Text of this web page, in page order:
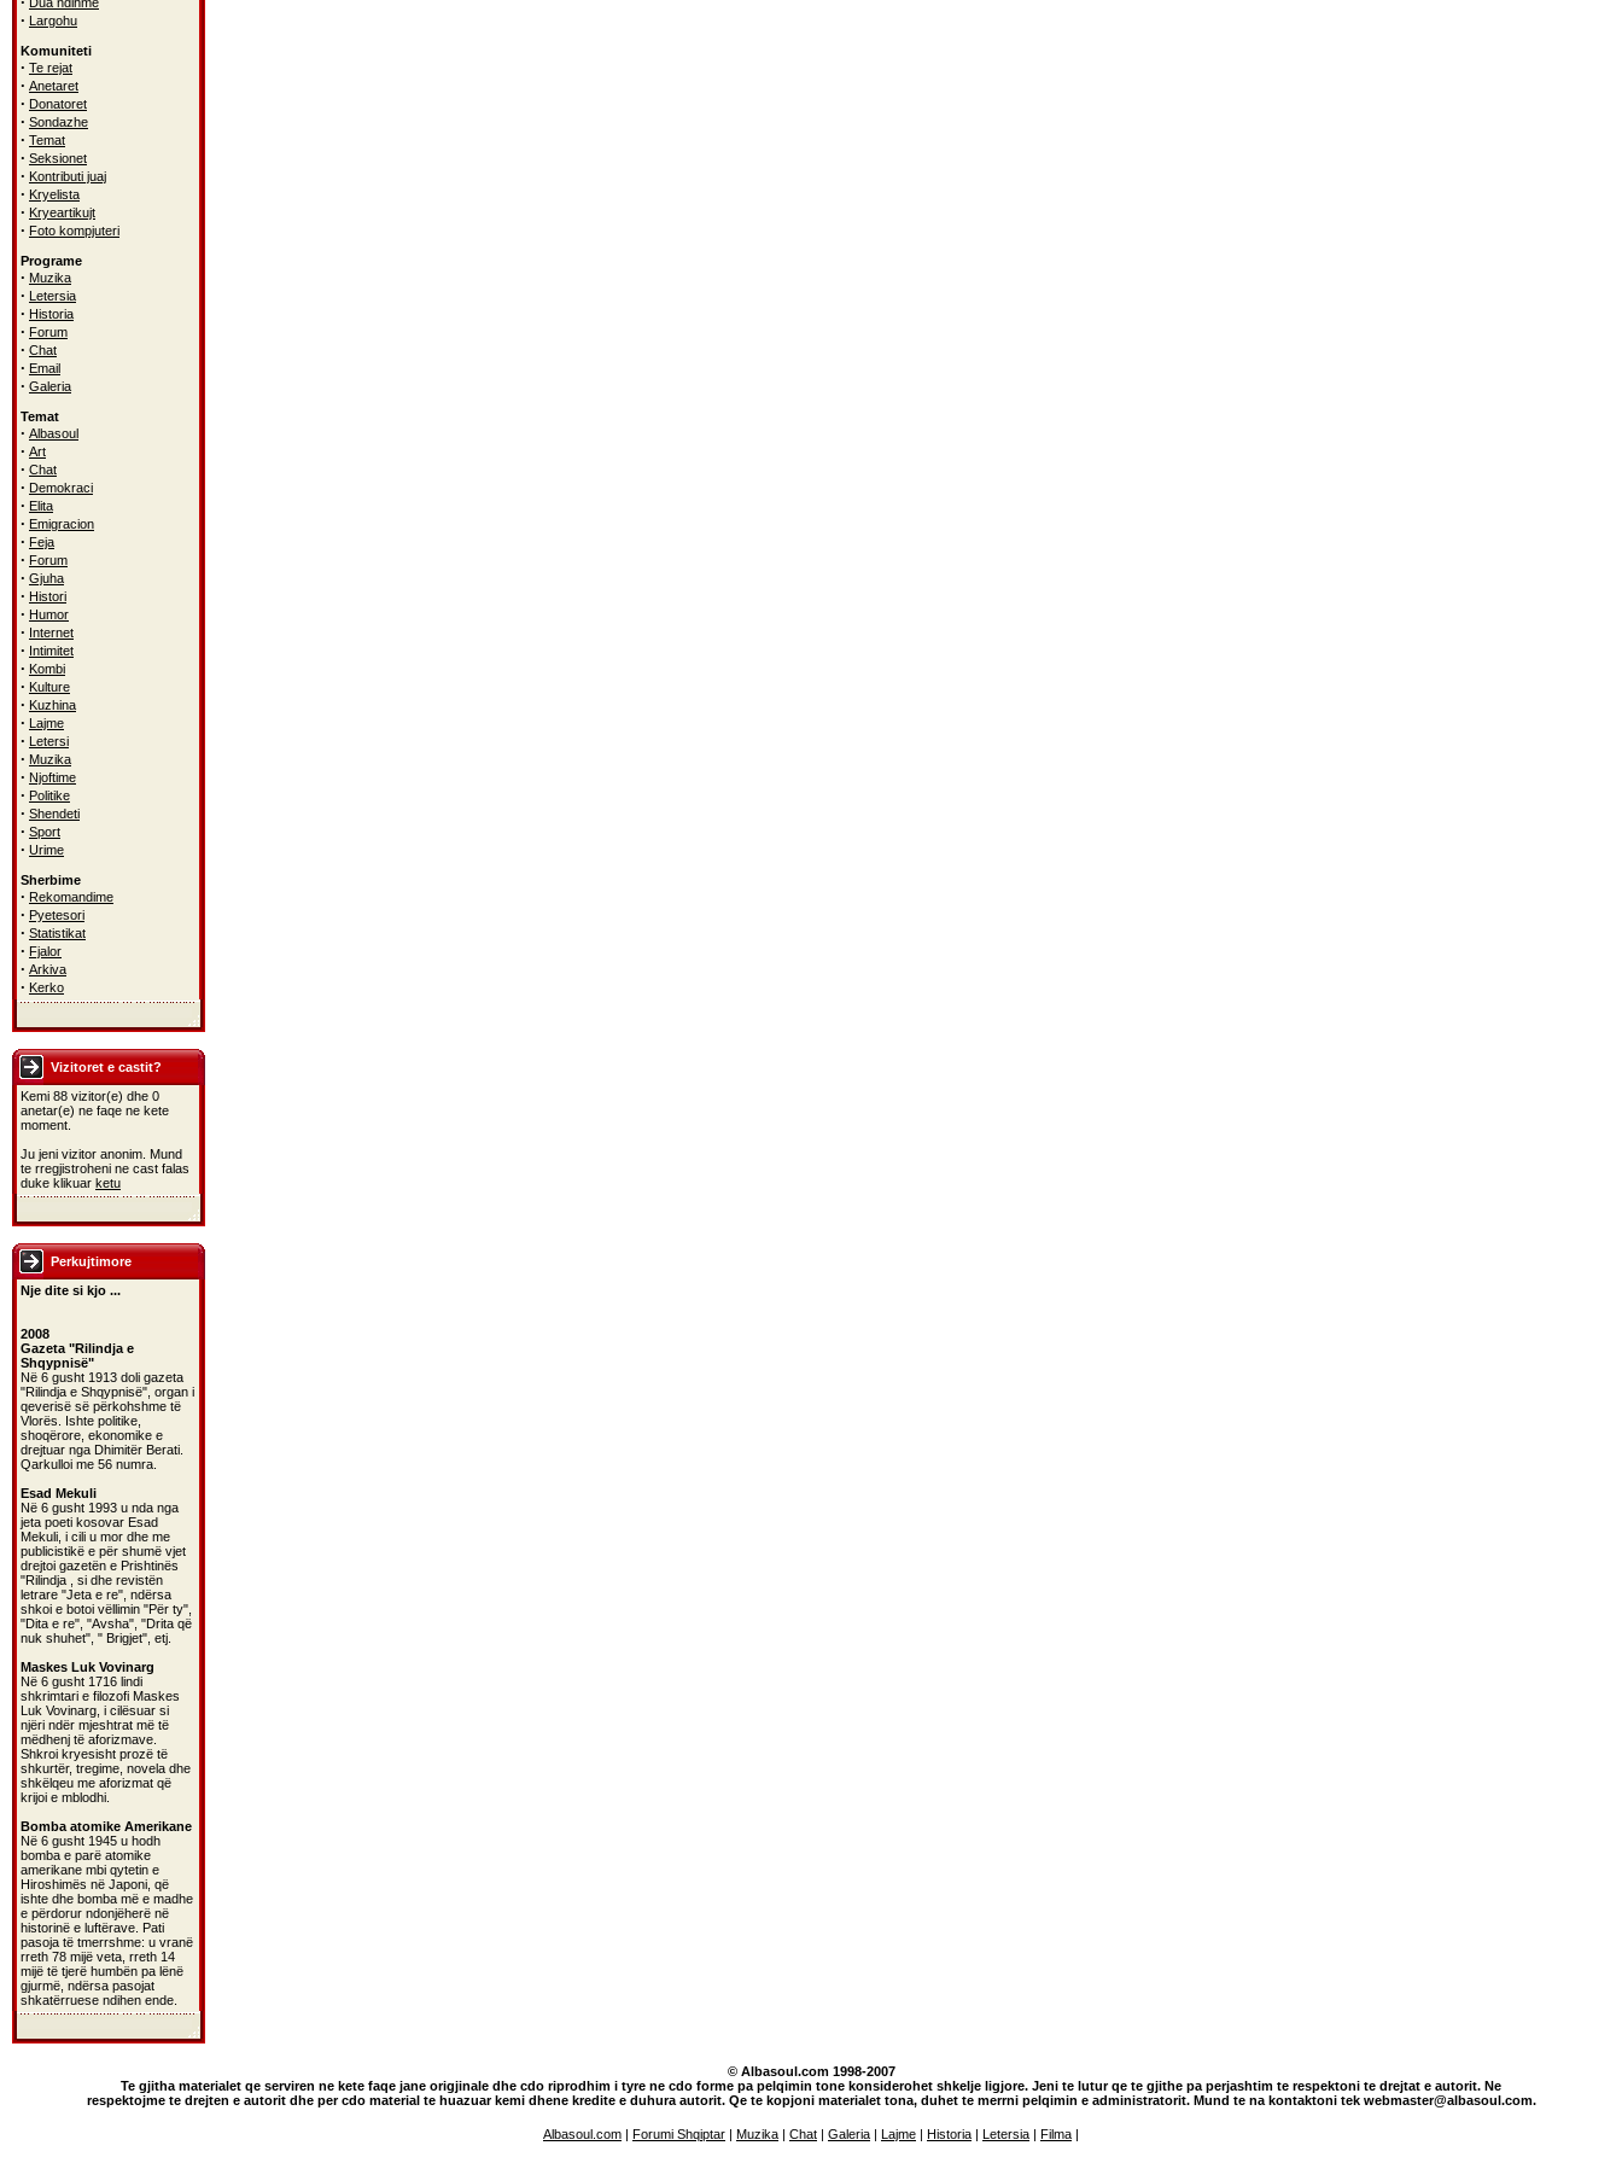
· Largohu
Komuniteti
· Te rejat
· Anetaret
· Donatoret
· Sondazhe
· Temat
· Seksionet
· Kontributi juaj
· Kryelista
· Kryeartikujt
· Foto kompjuteri
Programe
· Muzika
· Letersia
· Historia
· Forum
· Chat
· Email
· Galeria
Temat
· Albasoul
· Art
· Chat
· Demokraci
· Elita
· Emigracion
· Feja
· Forum
· Gjuha
· Histori
· Humor
· Internet
· Intimitet
· Kombi
· Kulture
· Kuzhina
· Lajme
· Letersi
· Muzika
· Njoftime
· Politike
· Shendeti
· Sport
· Urime
Sherbime
· Rekomandime
· Pyetesori
· Statistikat
· Fjalor
· Arkiva
· Kerko
Vizitoret e castit?
Kemi 88 vizitor(e) dhe 0
anetar(e) ne faqe ne kete
moment.
Ju jeni vizitor anonim. Mund
te rregjistroheni ne cast falas
duke klikuar ketu
Perkujtimore
Nje dite si kjo ...
2008
Gazeta "Rilindja e
Shqypnisë"
Në 6 gusht 1913 doli gazeta
"Rilindja e Shqypnisë", organ i
qeverisë së përkohshme të
Vlorës. Ishte politike,
shoqërore, ekonomike e
drejtuar nga Dhimitër Berati.
Qarkulloi me 56 numra.
Esad Mekuli
Në 6 gusht 1993 u nda nga
jeta poeti kosovar Esad
Mekuli, i cili u mor dhe me
publicistikë e për shumë vjet
drejtoi gazetën e Prishtinës
"Rilindja , si dhe revistën
letrare "Jeta e re", ndërsa
shkoi e botoi vëllimin "Për ty",
"Dita e re", "Avsha", "Drita që
nuk shuhet", " Brigjet", etj.
Maskes Luk Vovinarg
Në 6 gusht 1716 lindi
shkrimtari e filozofi Maskes
Luk Vovinarg, i cilësuar si
njëri ndër mjeshtrat më të
mëdhenj të aforizmave.
Shkroi kryesisht prozë të
shkurtër, tregime, novela dhe
shkëlqeu me aforizmat që
krijoi e mblodhi.
Bomba atomike Amerikane
Në 6 gusht 1945 u hodh
bomba e parë atomike
amerikane mbi qytetin e
Hiroshimës në Japoni, që
ishte dhe bomba më e madhe
e përdorur ndonjëherë në
historinë e luftërave. Pati
pasoja të tmerrshme: u vranë
rreth 78 mijë veta, rreth 14
mijë të tjerë humbën pa lënë
gjurmë, ndërsa pasojat
shkatërruese ndihen ende.
© Albasoul.com 1998-2007
Te gjitha materialet qe serviren ne kete faqe jane origjinale dhe cdo riprodhim i tyre ne cdo forme pa pelqimin tone konsiderohet shkelje ligjore. Jeni te lutur qe te gjithe pa perjashtim te respektoni te drejtat e autorit. Ne
respektojme te drejten e autorit dhe per cdo material te huazuar kemi dhene kredite e duhura autorit. Qe te kopjoni materialet tona, duhet te merrni pelqimin e administratorit. Mund te na kontaktoni tek webmaster@albasoul.com.
Albasoul.com | Forumi Shqiptar | Muzika | Chat | Galeria | Lajme | Historia | Letersia | Filma |